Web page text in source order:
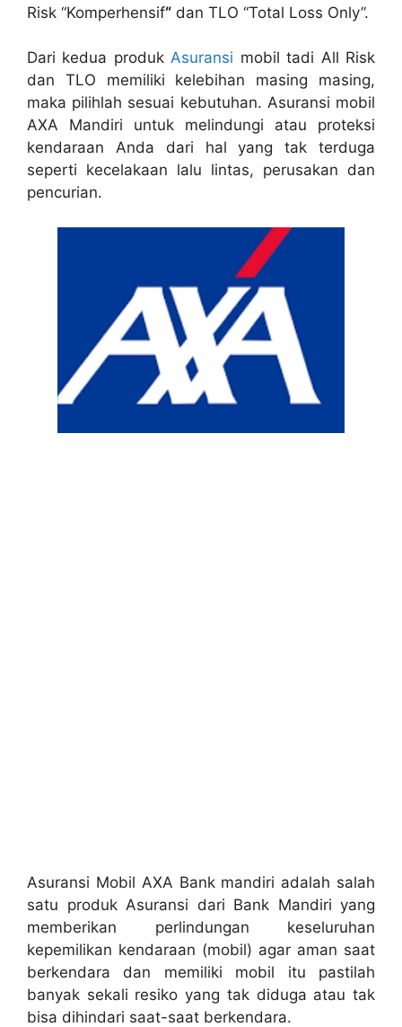
Risk “Komperhensif“ dan TLO “Total Loss Only”.
Dari kedua produkAsuransi mobil tadi All Risk
dan TLO memiliki kelebihan masing masing,
maka pilihlah sesuai kebutuhan. Asuransi mobil
AXA Mandiri untuk melindungi atau proteksi
kendaraan Anda dari hal yang tak terduga
seperti kecelakaan lalu lintas, perusakan dan
pencurian.
Asuransi Mobil AXA Bank mandiri adalah salah
satu produk Asuransi dari Bank Mandiri yang
memberikan perlindungan keseluruhan
kepemilikan kendaraan (mobil) agar aman saat
berkendara dan memiliki mobil itu pastilah
banyak sekali resiko yang tak diduga atau tak
bisa dihindari saat-saat berkendara.